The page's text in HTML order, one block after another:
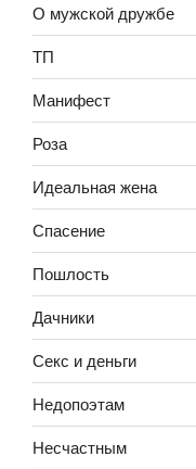
О мужской дружбе
ТП
Манифест
Роза
Идеальная жена
Спасение
Пошлость
Дачники
Секс и деньги
Недопоэтам
Несчастным